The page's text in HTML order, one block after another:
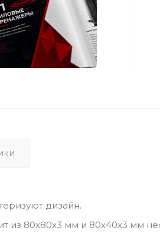
дизайн.
из 80x80x3 мм и 80x40x3 мм